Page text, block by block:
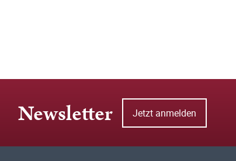
Newsletter Jetzt anmelden